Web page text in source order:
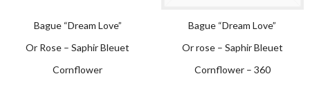
Bague “Dream Love”
Or Rose – Saphir Bleuet
Cornflower
Bague “Dream Love”
Or rose – Saphir Bleuet
Cornflower – 360